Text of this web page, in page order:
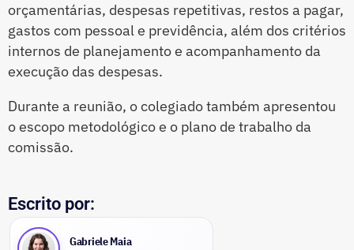
orçamentárias, despesas repetitivas, restos a pagar,
gastos com pessoal e previdência, além dos critérios
internos de planejamento e acompanhamento da
execução das despesas.
Durante a reunião, o colegiado também apresentou
o escopo metodológico e o plano de trabalho da
comissão.
Escrito por:
Gabriele Maia